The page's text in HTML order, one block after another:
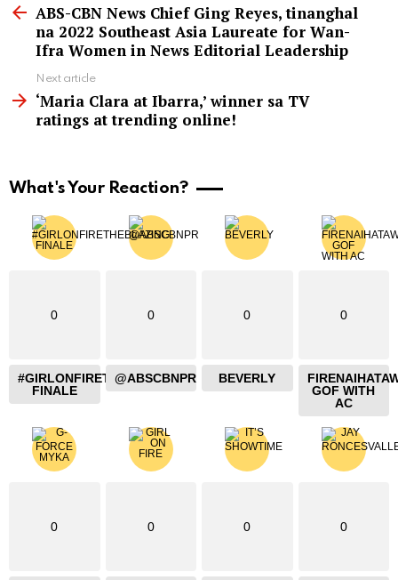
more ABS-CBN News Chief Ging Reyes, tinanghal
na 2022 Southeast Asia Laureate for Wan-
Ifra Women in News Editorial Leadership
Next article
‘Maria Clara at Ibarra,’ winner sa TV
ratings at trending online!
What's Your Reaction?
0
#GIRLONFIRETHEBLAZING
FINALE
0
@ABSCBNPR
0
BEVERLY
0
GOF WITH
AC
0 0 0 0